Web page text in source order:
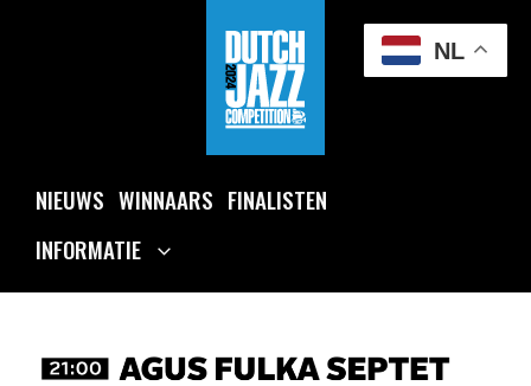
NIEUWS WINNAARS FINALISTEN
INFORMATIE
NL